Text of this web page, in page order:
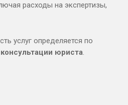
расходы на экспертизы,
услуг определяется по
юриста.